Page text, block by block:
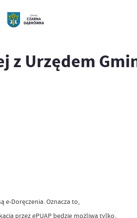
z Urzędem
Doręczenia. Oznacza to,
przez ePUAP będzie możliwa tylko,